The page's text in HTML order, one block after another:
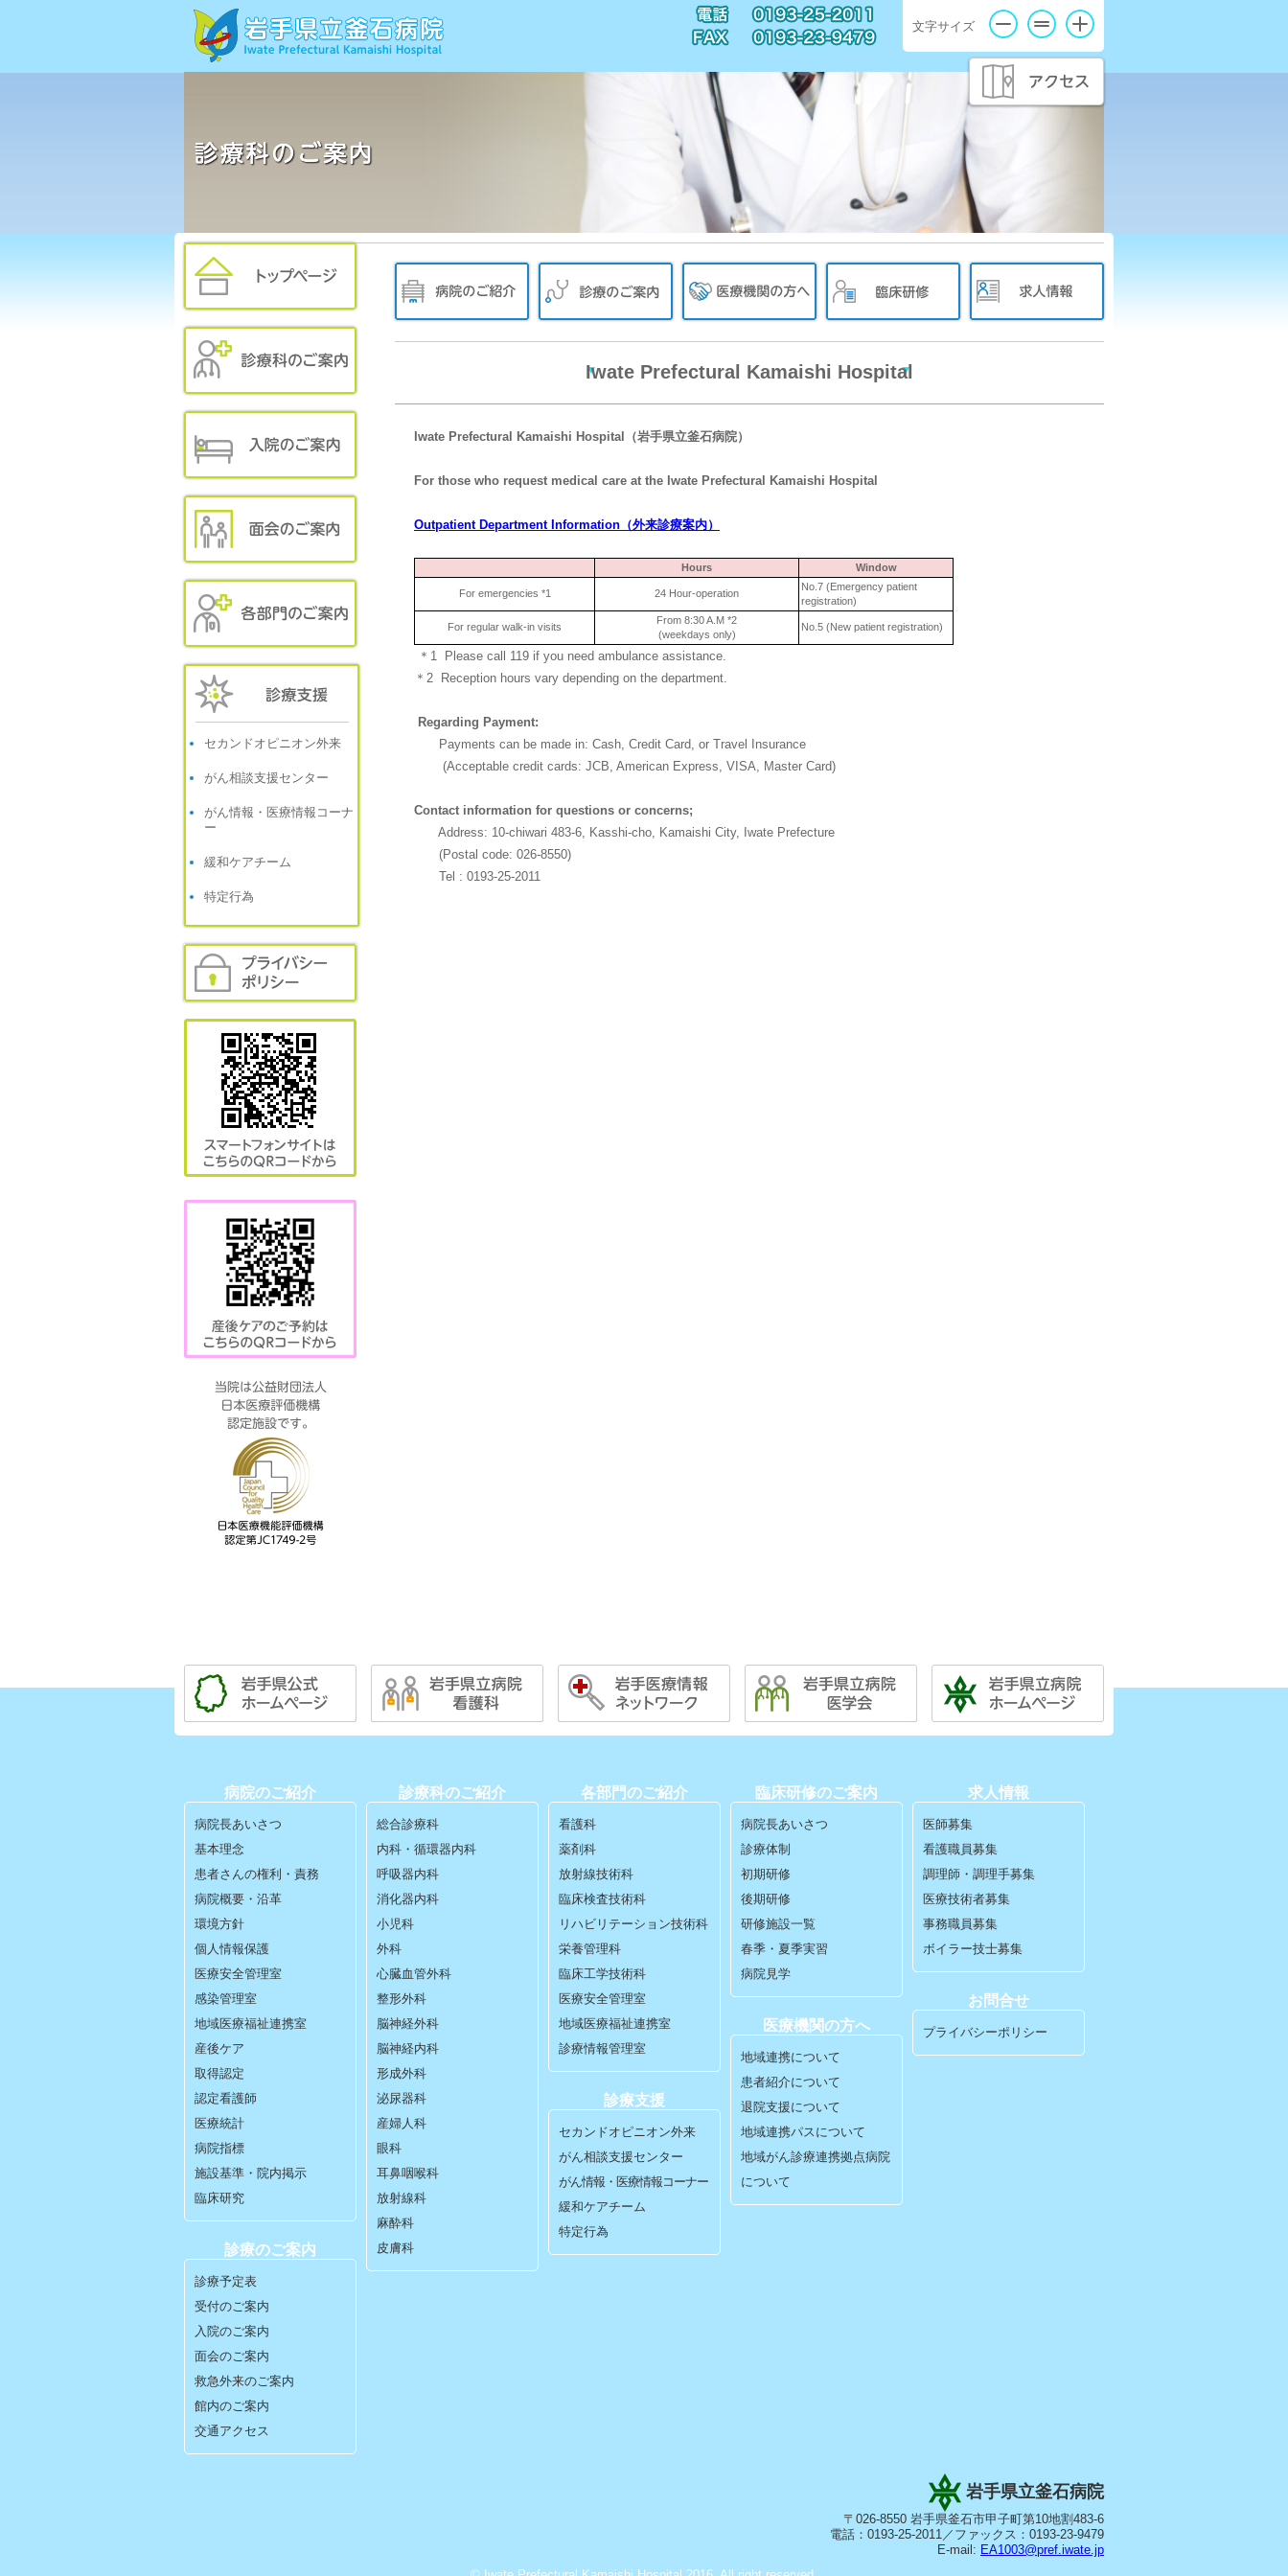
文字サイズ
セカンドオピニオン外来
がん相談支援センター
がん情報・医療情報コーナ
ー
緩和ケアチーム
特定行為
Iwate Prefectural Kamaishi Hospital
Iwate Prefectural Kamaishi Hospital（岩手県立釜石病院）
For those who request medical care at the Iwate Prefectural Kamaishi Hospital
Outpatient Department Information（外来診療案内）
Hours Window
For emergencies *1 24 Hour-operation
No.7 (Emergency patient
registration)
For regular walk-in visits
From 8:30 A.M *2
(weekdays only)
No.5 (New patient registration)
＊1 Please call 119 if you need ambulance assistance.
＊2 Reception hours vary depending on the department.
Regarding Payment:
Payments can be made in: Cash, Credit Card, or Travel Insurance
(Acceptable credit cards: JCB, American Express, VISA, Master Card)
Contact information for questions or concerns;
Address: 10-chiwari 483-6, Kasshi-cho, Kamaishi City, Iwate Prefecture
(Postal code: 026-8550)
Tel : 0193-25-2011
病院のご紹介
病院長あいさつ
基本理念
患者さんの権利・責務
病院概要・沿革
環境方針
個人情報保護
医療安全管理室
感染管理室
地域医療福祉連携室
産後ケア
取得認定
認定看護師
医療統計
病院指標
施設基準・院内掲示
臨床研究
診療のご案内
診療予定表
受付のご案内
入院のご案内
面会のご案内
救急外来のご案内
館内のご案内
交通アクセス
診療科のご紹介
総合診療科
内科・循環器内科
呼吸器内科
消化器内科
小児科
外科
心臓血管外科
整形外科
脳神経外科
脳神経内科
形成外科
泌尿器科
産婦人科
眼科
耳鼻咽喉科
放射線科
麻酔科
皮膚科
各部門のご紹介
看護科
薬剤科
放射線技術科
臨床検査技術科
リハビリテーション技術科
栄養管理科
臨床工学技術科
医療安全管理室
地域医療福祉連携室
診療情報管理室
診療支援
セカンドオピニオン外来
がん相談支援センター
がん情報・医療情報コーナー
緩和ケアチーム
特定行為
臨床研修のご案内
病院長あいさつ
診療体制
初期研修
後期研修
研修施設一覧
春季・夏季実習
病院見学
医療機関の方へ
地域連携について
患者紹介について
退院支援について
地域連携パスについて
地域がん診療連携拠点病院
について
求人情報
医師募集
看護職員募集
調理師・調理手募集
医療技術者募集
事務職員募集
ボイラー技士募集
お問合せ
プライバシーポリシー
岩手県立釜石病院
〒026-8550 岩手県釜石市甲子町第10地割483-6
電話：0193-25-2011／ファックス：0193-23-9479
E-mail: EA1003@pref.iwate.jp